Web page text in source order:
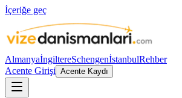
İçeriğe geç
AlmanyaİngiltereSchengenİstanbulRehber
Acente Girişi Acente Kaydı